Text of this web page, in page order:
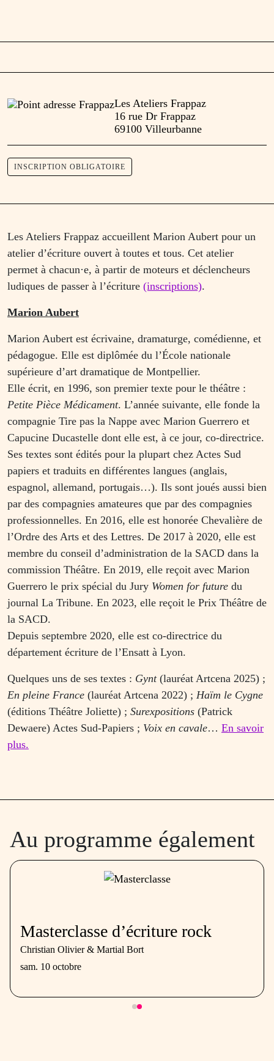
Les Ateliers Frappaz
16 rue Dr Frappaz
69100 Villeurbanne
INSCRIPTION OBLIGATOIRE
Les Ateliers Frappaz accueillent Marion Aubert pour un
atelier d’écriture ouvert à toutes et tous. Cet atelier
permet à chacun·e, à partir de moteurs et déclencheurs
ludiques de passer à l’écriture (inscriptions).
Marion Aubert
Marion Aubert est écrivaine, dramaturge, comédienne, et
pédagogue. Elle est diplômée du l’École nationale
supérieure d’art dramatique de Montpellier.
Elle écrit, en 1996, son premier texte pour le théâtre :
Petite Pièce Médicament. L’année suivante, elle fonde la
compagnie Tire pas la Nappe avec Marion Guerrero et
Capucine Ducastelle dont elle est, à ce jour, co-directrice.
Ses textes sont édités pour la plupart chez Actes Sud
papiers et traduits en différentes langues (anglais,
espagnol, allemand, portugais…). Ils sont joués aussi bien
par des compagnies amateures que par des compagnies
professionnelles. En 2016, elle est honorée Chevalière de
l’Ordre des Arts et des Lettres. De 2017 à 2020, elle est
membre du conseil d’administration de la SACD dans la
commission Théâtre. En 2019, elle reçoit avec Marion
Guerrero le prix spécial du Jury Women for future du
journal La Tribune. En 2023, elle reçoit le Prix Théâtre de
la SACD.
Depuis septembre 2020, elle est co-directrice du
département écriture de l’Ensatt à Lyon.
Quelques uns de ses textes : Gynt(lauréat Artcena 2025) ;
En pleine France (lauréat Artcena 2022) ; Haïm le Cygne
(éditions Théâtre Joliette) ; Surexpositions (Patrick
Dewaere) Actes Sud-Papiers ; Voix en cavale… En savoir
plus.
Au programme également
Masterclasse d’écriture rock
Christian Olivier & Martial Bort
sam. 10 octobre